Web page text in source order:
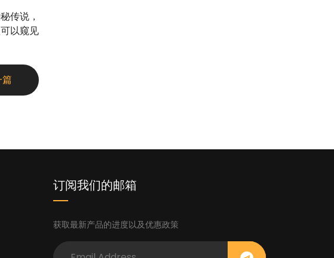
传说，
以窥见
订阅我们的邮箱
获取最新产品的进度以及优惠政策